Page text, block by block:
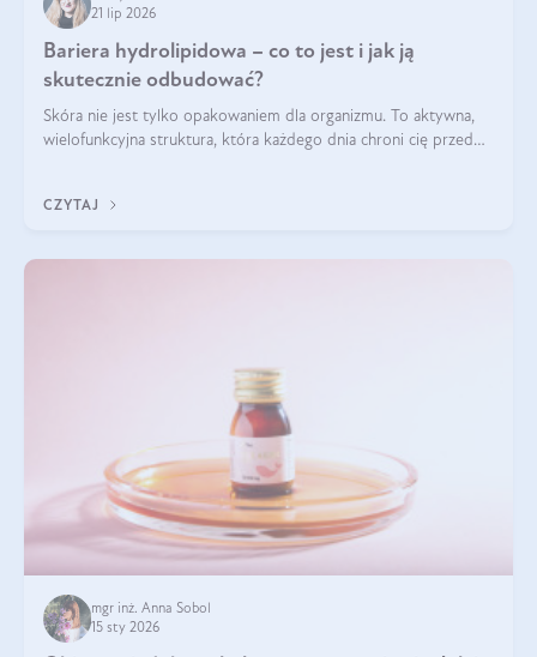
21 lip 2026
Bariera hydrolipidowa – co to jest i jak ją
skutecznie odbudować?
Skóra nie jest tylko opakowaniem dla organizmu. To aktywna,
wielofunkcyjna struktura, która każdego dnia chroni cię przed
bariera hydrolipidowa.
CZYTAJ
mgr inż. Anna Sobol
15 sty 2026